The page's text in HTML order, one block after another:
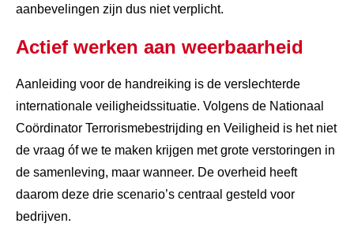
aanbevelingen zijn dus niet verplicht.
Actief werken aan weerbaarheid
Aanleiding voor de handreiking is de verslechterde
internationale veiligheidssituatie. Volgens de Nationaal
Coördinator Terrorismebestrijding en Veiligheid is het niet
de vraag óf we te maken krijgen met grote verstoringen in
de samenleving, maar wanneer. De overheid heeft
daarom deze drie scenario’s centraal gesteld voor
bedrijven.